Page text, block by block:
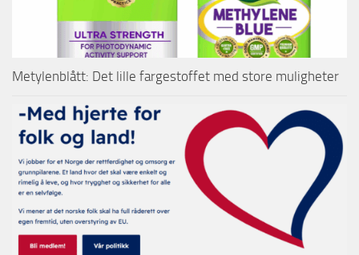
Metylenblått: Det lille fargestoffet med store muligheter